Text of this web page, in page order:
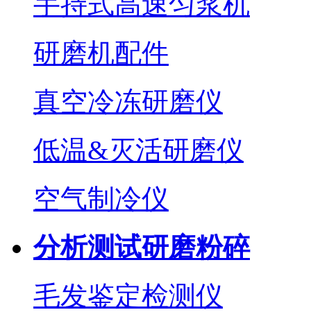
研磨机配件
真空冷冻研磨仪
低温&灭活研磨仪
空气制冷仪
分析测试研磨粉碎
毛发鉴定检测仪